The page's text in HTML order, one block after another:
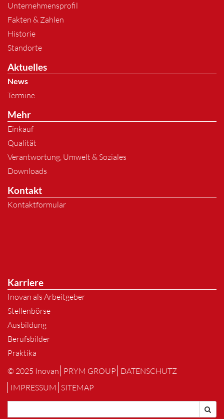
Unternehmensprofil
Fakten & Zahlen
Historie
Standorte
Aktuelles
News
Termine
Mehr
Einkauf
Qualität
Verantwortung, Umwelt & Soziales
Downloads
Kontakt
Kontaktformular
Karriere
Inovan als Arbeitgeber
Stellenbörse
Ausbildung
Berufsbilder
Praktika
© 2025 Inovan PRYM GROUP DATENSCHUTZ
IMPRESSUM SITEMAP